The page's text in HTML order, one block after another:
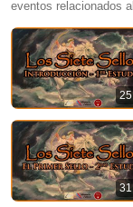
eventos relacionados
abarcaron cada sello